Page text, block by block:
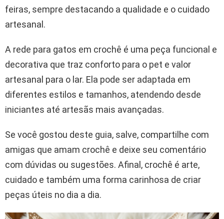
feiras, sempre destacando a qualidade e o cuidado
artesanal.
A rede para gatos em crochê é uma peça funcional e
decorativa que traz conforto para o pet e valor
artesanal para o lar. Ela pode ser adaptada em
diferentes estilos e tamanhos, atendendo desde
iniciantes até artesãs mais avançadas.
Se você gostou deste guia, salve, compartilhe com
amigas que amam crochê e deixe seu comentário
com dúvidas ou sugestões. Afinal, crochê é arte,
cuidado e também uma forma carinhosa de criar
peças úteis no dia a dia.